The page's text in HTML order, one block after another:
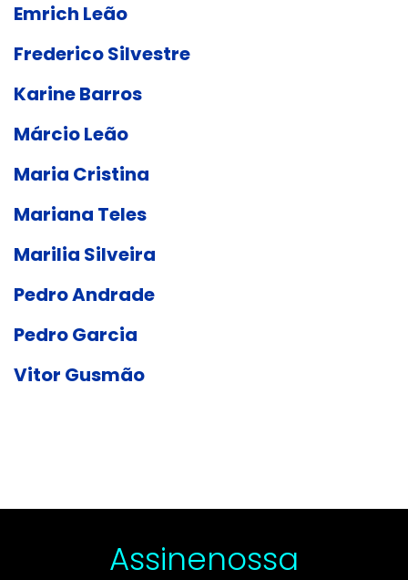
Emrich Leão
Frederico Silvestre
Karine Barros
Márcio Leão
Maria Cristina
Mariana Teles
Marilia Silveira
Pedro Andrade
Pedro Garcia
Vitor Gusmão
Assinenossa